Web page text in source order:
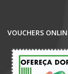
VOUCHERS